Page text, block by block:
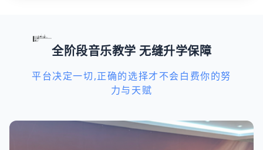
全阶段音乐教学 无缝升学保障
平台决定一切,正确的选择才不会白费你的努
力与天赋